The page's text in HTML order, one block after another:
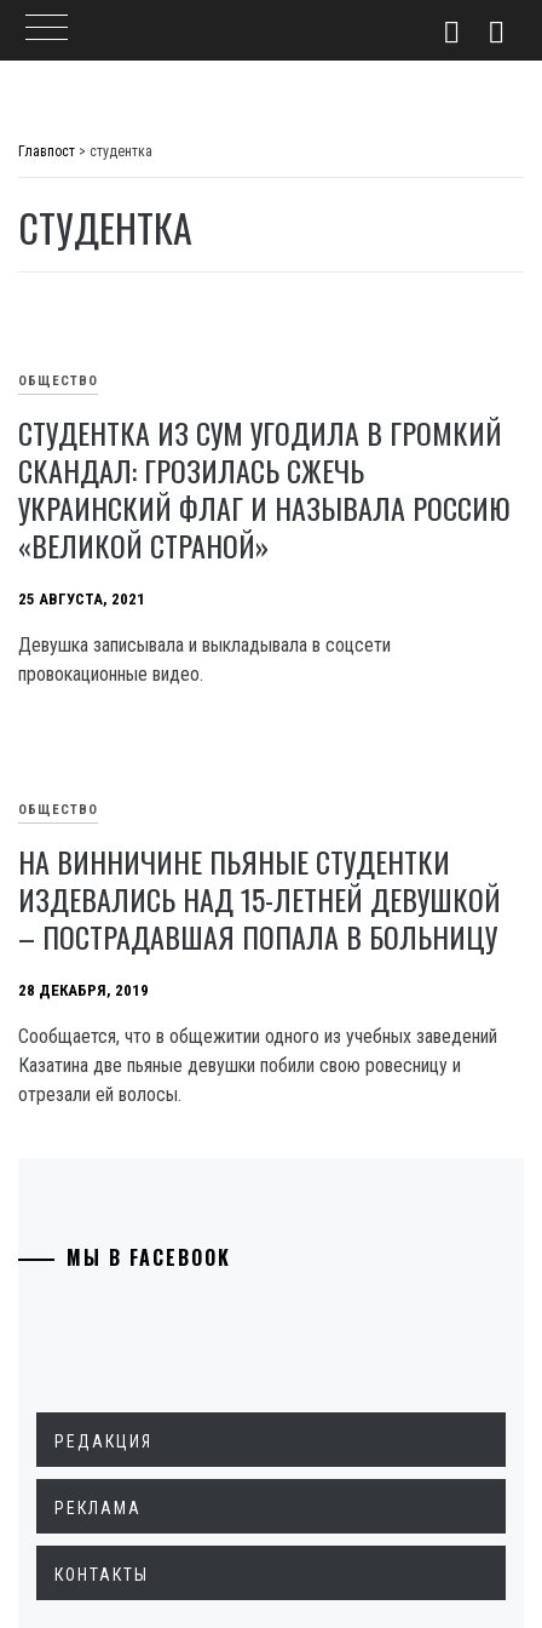
Главпост > студентка
СТУДЕНТКА
ОБЩЕСТВО
СТУДЕНТКА ИЗ СУМ УГОДИЛА В ГРОМКИЙ
СКАНДАЛ: ГРОЗИЛАСЬ СЖЕЧЬ
УКРАИНСКИЙ ФЛАГ И НАЗЫВАЛА РОССИЮ
«ВЕЛИКОЙ СТРАНОЙ»
25 АВГУСТА, 2021
Девушка записывала и выкладывала в соцсети
провокационные видео.
ОБЩЕСТВО
НА ВИННИЧИНЕ ПЬЯНЫЕ СТУДЕНТКИ
ИЗДЕВАЛИСЬ НАД 15-ЛЕТНЕЙ ДЕВУШКОЙ
– ПОСТРАДАВШАЯ ПОПАЛА В БОЛЬНИЦУ
28 ДЕКАБРЯ, 2019
Сообщается, что в общежитии одного из учебных заведений
Казатина две пьяные девушки побили свою ровесницу и
отрезали ей волосы.
МЫ В FACEBOOK
РЕДАКЦИЯ
РЕКЛАМА
КОНТАКТЫ